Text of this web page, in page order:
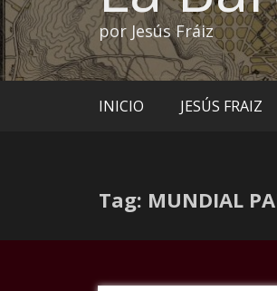
por Jesús Fráiz
INICIO JESÚS FRAIZ
Tag: MUNDIAL